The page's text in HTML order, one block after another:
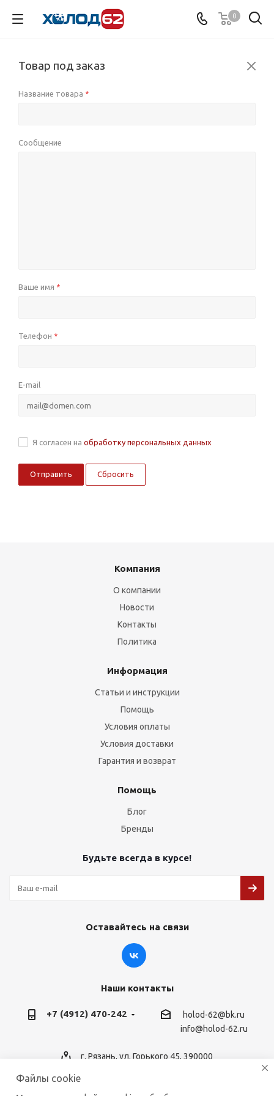
0
Товар под заказ
Название товара *
Сообщение
Ваше имя *
Телефон *
E-mail
Я согласен на обработку персональных данных
Сбросить
Компания
О компании
Новости
Контакты
Политика
Информация
Статьи и инструкции
Помощь
Условия оплаты
Условия доставки
Гарантия и возврат
Помощь
Блог
Бренды
Будьте всегда в курсе!
Оставайтесь на связи
Наши контакты
+7 (4912) 470-242
holod-62@bk.ru
info@holod-62.ru
г. Рязань, ул. Горького 45, 390000
Файлы cookie